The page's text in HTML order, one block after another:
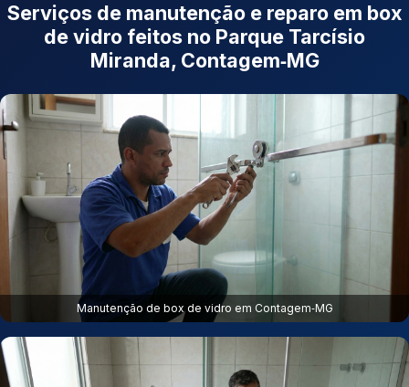
Serviços de manutenção e reparo em box
de vidro feitos no Parque Tarcísio
Miranda, Contagem‑MG
Manutenção de box de vidro em Contagem‑MG